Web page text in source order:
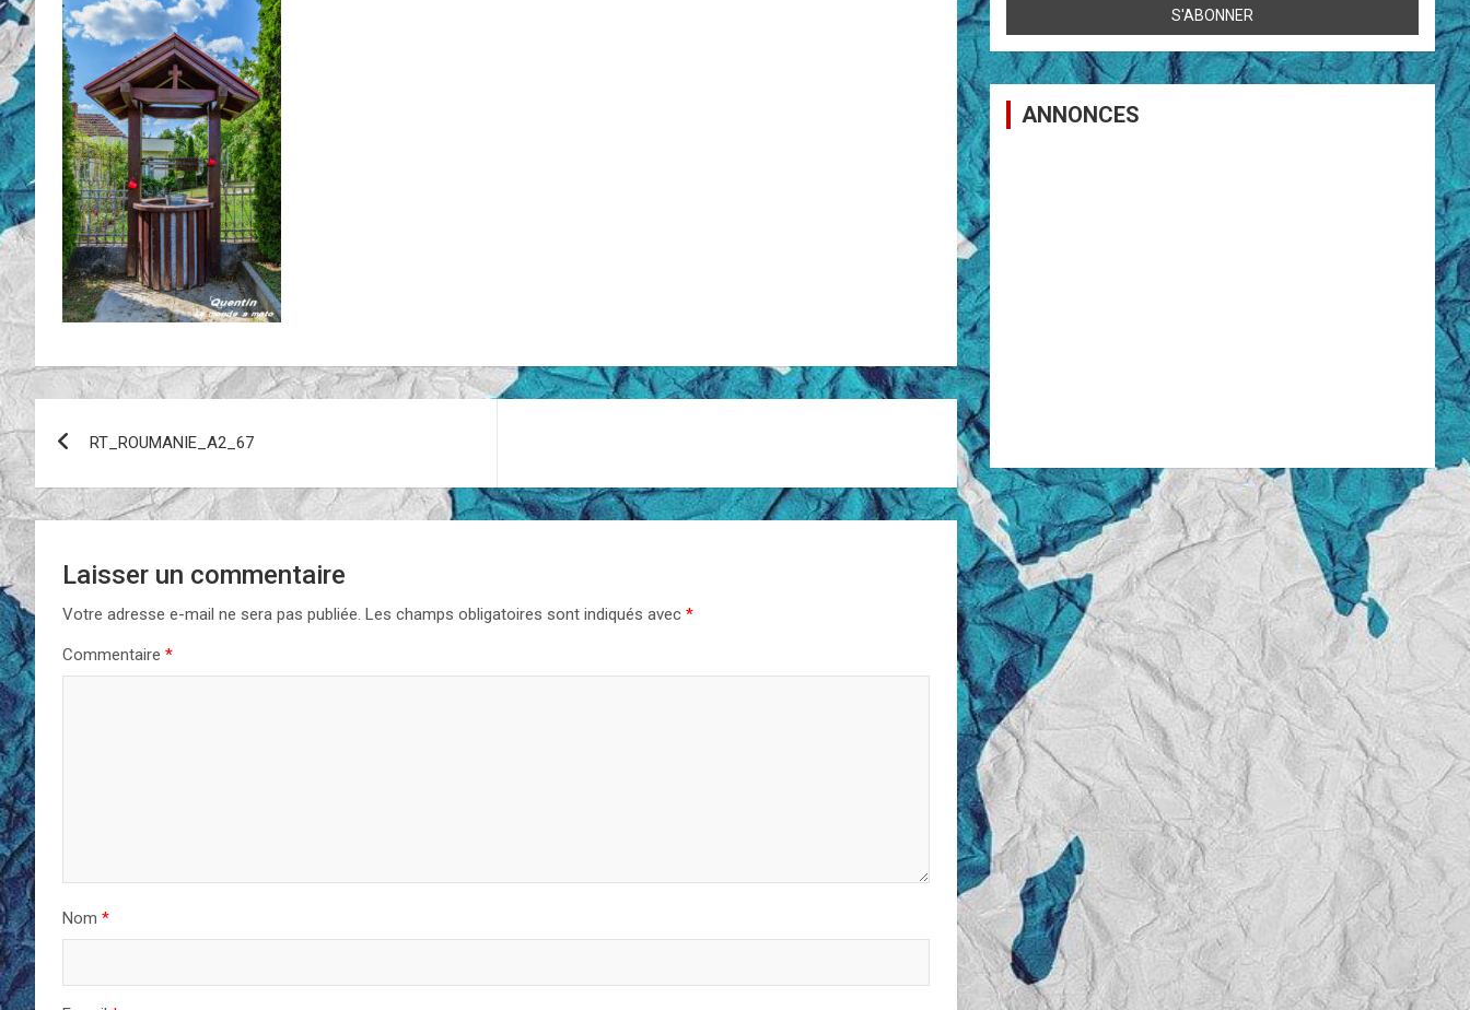
Navigation
de
l’article
RT_ROUMANIE_A2_67
Laisser un commentaire
Votre adresse e-mail ne sera pas publiée. Les champs obligatoires sont indiqués avec *
Commentaire *
Nom *
ANNONCES